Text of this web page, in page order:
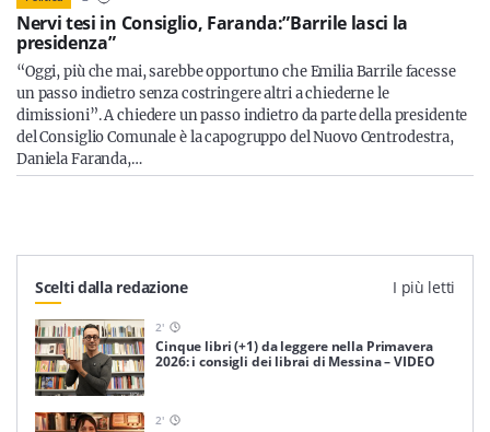
Nervi tesi in Consiglio, Faranda:”Barrile lasci la
presidenza”
“Oggi, più che mai, sarebbe opportuno che Emilia Barrile facesse
un passo indietro senza costringere altri a chiederne le
dimissioni”. A chiedere un passo indietro da parte della presidente
del Consiglio Comunale è la capogruppo del Nuovo Centrodestra,
Daniela Faranda,…
Scelti dalla redazione I più letti
2'
Cinque libri (+1) da leggere nella Primavera
2026: i consigli dei librai di Messina – VIDEO
2'